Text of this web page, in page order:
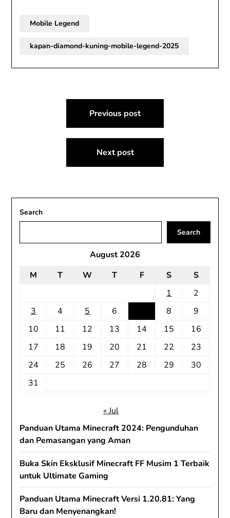
Mobile Legend
kapan-diamond-kuning-mobile-legend-2025
navigation
Previous post
Next post
Search
Search
August 2026
M
T W T F S
S
1
2
3
4 5 6 8
9
10
11 12 13 14 15
16
17
18 19 20 21 22
23
24
25 26 27 28 29
30
31
« Jul
Panduan Utama Minecraft 2024: Pengunduhan
dan Pemasangan yang Aman
Buka Skin Eksklusif Minecraft FF Musim 1 Terbaik
untuk Ultimate Gaming
Panduan Utama Minecraft Versi 1.20.81: Yang
Baru dan Menyenangkan!